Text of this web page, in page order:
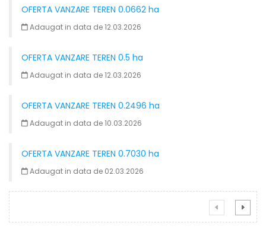
OFERTA VANZARE TEREN 0.0662 ha
Adaugat in data de 12.03.2026
OFERTA VANZARE TEREN 0.5 ha
Adaugat in data de 12.03.2026
OFERTA VANZARE TEREN 0.2496 ha
Adaugat in data de 10.03.2026
OFERTA VANZARE TEREN 0.7030 ha
Adaugat in data de 02.03.2026